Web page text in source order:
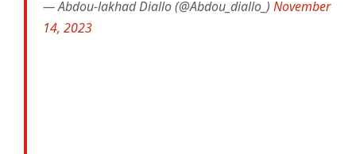
— Abdou-lakhad Diallo (@Abdou_diallo_) November
14, 2023